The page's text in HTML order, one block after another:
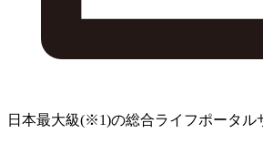
日本最大級(※1)の総合ライフポータル